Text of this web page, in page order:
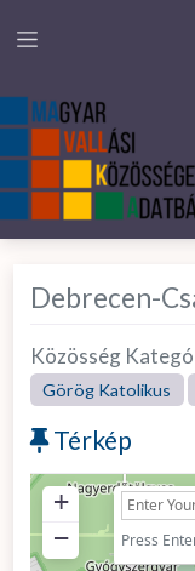
Debrecen-
Közösség
Görög Katolikus
Térkép
+
−
Press